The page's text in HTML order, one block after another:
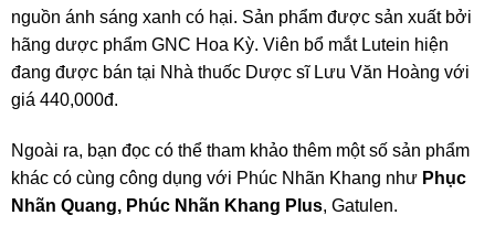
nguồn ánh sáng xanh có hại. Sản phẩm được sản xuất bởi
hãng dược phẩm GNC Hoa Kỳ. Viên bổ mắt Lutein hiện
đang được bán tại Nhà thuốc Dược sĩ Lưu Văn Hoàng với
giá 440,000đ.
Ngoài ra, bạn đọc có thể tham khảo thêm một số sản phẩm
khác có cùng công dụng với Phúc Nhãn Khang như Phục
Nhãn Quang, Phúc Nhãn Khang Plus, Gatulen.